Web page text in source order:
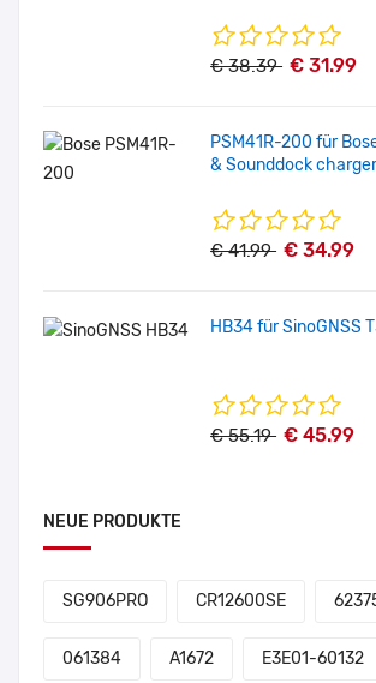
€ 38.39 € 31.99
PSM41R-200 für
& Sounddock charger
€ 41.99 € 34.99
HB34 für SinoGNSS
€ 55.19 € 45.99
NEUE PRODUKTE
SG906PRO CR12600SE
061384 A1672 E3E01-60132